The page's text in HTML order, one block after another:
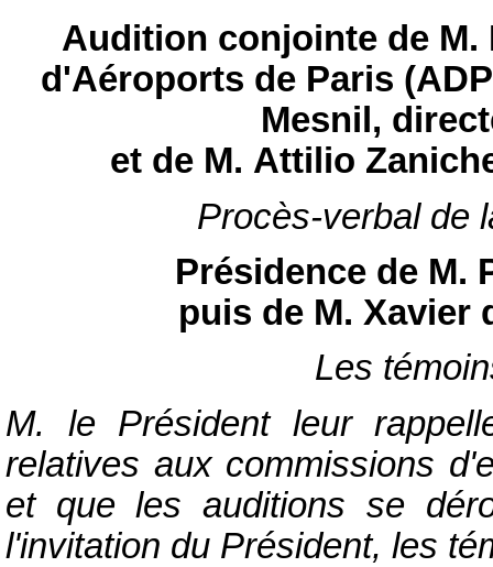
Audition conjointe de
d'Aéroports de Paris
Mesnil,
et de M. Attilio
Procès-verbal de
Présidence de M.
puis de M. Xavier
Les
M. le Président leur
relatives aux commissions
et que les auditions se
l'invitation du Président, les